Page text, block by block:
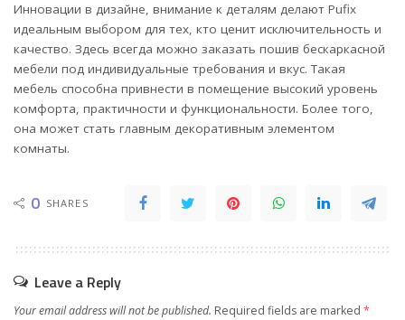
Инновации в дизайне, внимание к деталям делают Pufix
идеальным выбором для тех, кто ценит исключительность и
качество. Здесь всегда можно заказать пошив бескаркасной
мебели под индивидуальные требования и вкус. Такая
мебель способна привнести в помещение высокий уровень
комфорта, практичности и функциональности. Более того,
она может стать главным декоративным элементом
комнаты.
0 SHARES
Leave a Reply
Your email address will not be published. Required fields are marked *